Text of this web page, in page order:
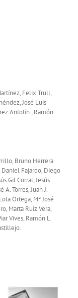
Felix Trull,
José Luis
Antolín , Ramón
Bruno Herrera
Daniel Fajardo, Diego
Gil Corral, Jesús
A. Torres, Juan J.
Ortega, Mª José
Marta Ruiz Vera,
Vives, Ramón L.